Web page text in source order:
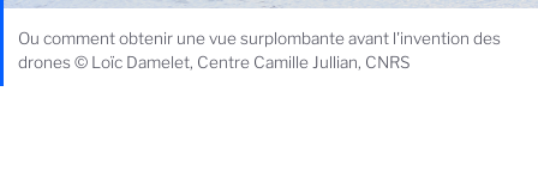
Ou comment obtenir une vue surplombante avant l'invention des
drones © Loïc Damelet, Centre Camille Jullian, CNRS